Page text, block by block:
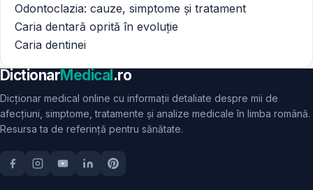
Odontoclazia: cauze, simptome și tratament
Caria dentară oprită în evoluție
Caria dentinei
DictionarMedical.ro
Dicționar medical online cu informații detaliate despre mii de
afecțiuni, simptome, tratamente și analize medicale în limba română.
Resursa ta de referință pentru sănătate.